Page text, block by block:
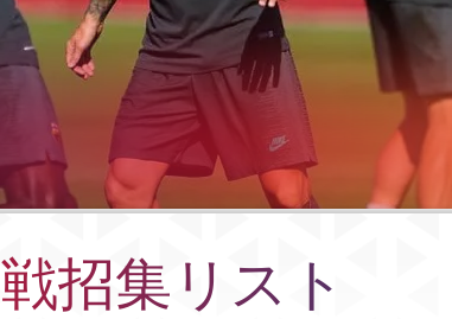
招集リスト